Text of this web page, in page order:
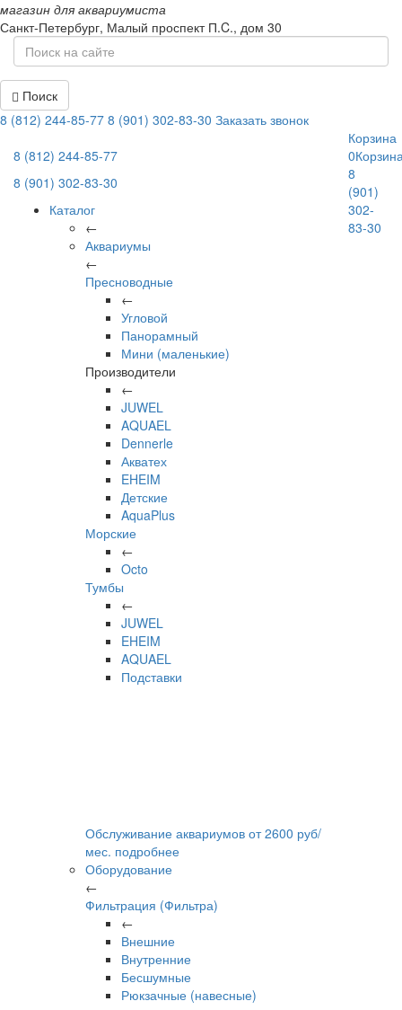
магазин для аквариумиста
Санкт-Петербург, Малый проспект П.C., дом 30
Поиск
8 (812) 244-85-77 8 (901) 302-83-30 Заказать звонок
8 (812) 244-85-77
8 (901) 302-83-30
Каталог
←
Аквариумы
←
Пресноводные
←
Угловой
Панорамный
Мини (маленькие)
Производители
←
JUWEL
AQUAEL
Dennerle
Акватех
EHEIM
Детские
AquaPlus
Морские
←
Octo
Тумбы
←
JUWEL
EHEIM
AQUAEL
Подставки
Обслуживание аквариумов от2600 руб/
мес. подробнее
Оборудование
←
Фильтрация (Фильтра)
←
Внешние
Внутренние
Бесшумные
Рюкзачные (навесные)
Корзина
0
8
(901)
302-
83-30